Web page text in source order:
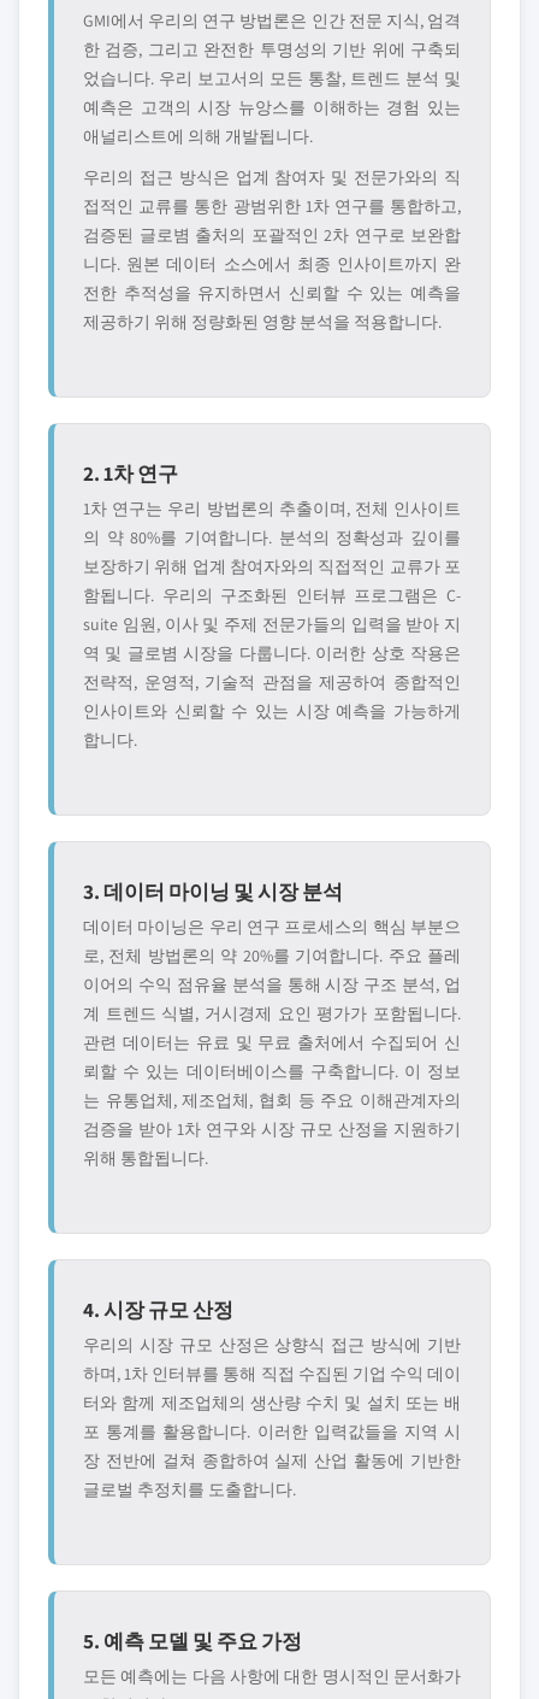
GMI에서 우리의 연구 방법론은 인간 전문 지식, 엄격
한 검증, 그리고 완전한 투명성의 기반 위에 구축되
었습니다. 우리 보고서의 모든 통찰, 트렌드 분석 및
예측은 고객의 시장 뉴앙스를 이해하는 경험 있는
애널리스트에 의해 개발됩니다.
우리의 접근 방식은 업계 참여자 및 전문가와의 직
접적인 교류를 통한 광범위한 1차 연구를 통합하고,
검증된 글로볌 출처의 포괄적인 2차 연구로 보완합
니다. 원본 데이터 소스에서 최종 인사이트까지 완
전한 추적성을 유지하면서 신뢰할 수 있는 예측을
제공하기 위해 정량화된 영향 분석을 적용합니다.
2. 1차 연구
1차 연구는 우리 방법론의 추출이며, 전체 인사이트
의 약 80%를 기여합니다. 분석의 정확성과 깊이를
보장하기 위해 업계 참여자와의 직접적인 교류가 포
함됩니다. 우리의 구조화된 인터뷰 프로그램은 C-
suite 임원, 이사 및 주제 전문가들의 입력을 받아 지
역 및 글로볌 시장을 다룹니다. 이러한 상호 작용은
전략적, 운영적, 기술적 관점을 제공하여 종합적인
인사이트와 신뢰할 수 있는 시장 예측을 가능하게
합니다.
3. 데이터 마이닝 및 시장 분석
데이터 마이닝은 우리 연구 프로세스의 핵심 부분으
로, 전체 방법론의 약 20%를 기여합니다. 주요 플레
이어의 수익 점유율 분석을 통해 시장 구조 분석, 업
계 트렌드 식별, 거시경제 요인 평가가 포함됩니다.
관련 데이터는 유료 및 무료 출처에서 수집되어 신
뢰할 수 있는 데이터베이스를 구축합니다. 이 정보
는 유통업체, 제조업체, 협회 등 주요 이해관계자의
검증을 받아 1차 연구와 시장 규모 산정을 지원하기
위해 통합됩니다.
4. 시장 규모 산정
우리의 시장 규모 산정은 상향식 접근 방식에 기반
하며, 1차 인터뷰를 통해 직접 수집된 기업 수익 데이
터와 함께 제조업체의 생산량 수치 및 설치 또는 배
포 통계를 활용합니다. 이러한 입력값들을 지역 시
장 전반에 걸쳐 종합하여 실제 산업 활동에 기반한
글로벌 추정치를 도출합니다.
5. 예측 모델 및 주요 가정
모든 예측에는 다음 사항에 대한 명시적인 문서화가